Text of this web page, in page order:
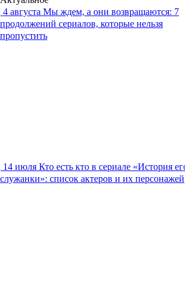
4 августа Мы ждем, а они возвращаются: 7
продолжений сериалов, которые нельзя
пропустить
14 июля Кто есть кто в сериале «История
служанки»: список актеров и их персонажей